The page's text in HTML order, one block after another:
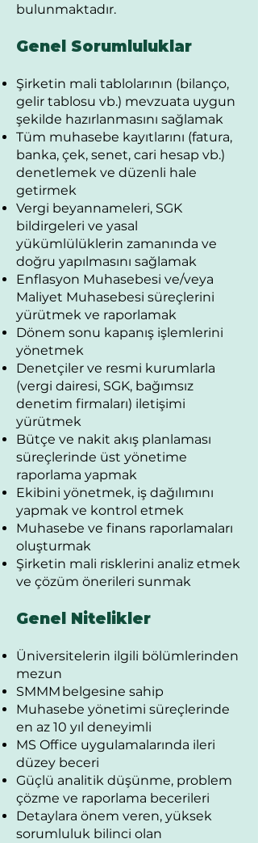
bulunmaktadır.
Genel Sorumluluklar
Şirketin mali tablolarının (bilanço,
gelir tablosu vb.) mevzuata uygun
şekilde hazırlanmasını sağlamak
Tüm muhasebe kayıtlarını (fatura,
banka, çek, senet, cari hesap vb.)
denetlemek ve düzenli hale
getirmek
Vergi beyannameleri, SGK
bildirgeleri ve yasal
yükümlülüklerin zamanında ve
doğru yapılmasını sağlamak
Enflasyon Muhasebesi ve/veya
Maliyet Muhasebesi süreçlerini
yürütmek ve raporlamak
Dönem sonu kapanış işlemlerini
yönetmek
Denetçiler ve resmi kurumlarla
(vergi dairesi, SGK, bağımsız
denetim firmaları) iletişimi
yürütmek
Bütçe ve nakit akış planlaması
süreçlerinde üst yönetime
raporlama yapmak
Ekibini yönetmek, iş dağılımını
yapmak ve kontrol etmek
Muhasebe ve finans raporlamaları
oluşturmak
Şirketin mali risklerini analiz etmek
ve çözüm önerileri sunmak
Genel Nitelikler
Üniversitelerin ilgili bölümlerinden
mezun
SMMM belgesine sahip
Muhasebe yönetimi süreçlerinde
en az 10 yıl deneyimli
MS Office uygulamalarında ileri
düzey beceri
Güçlü analitik düşünme, problem
çözme ve raporlama becerileri
Detaylara önem veren, yüksek
sorumluluk bilinci olan